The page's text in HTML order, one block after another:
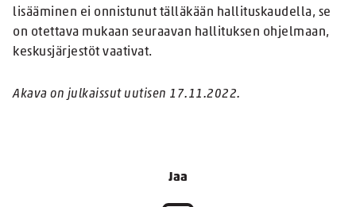
lisääminen ei onnistunut tälläkään hallituskaudella, se
on otettava mukaan seuraavan hallituksen ohjelmaan,
keskusjärjestöt vaativat.
Akava on julkaissut uutisen 17.11.2022.
Jaa